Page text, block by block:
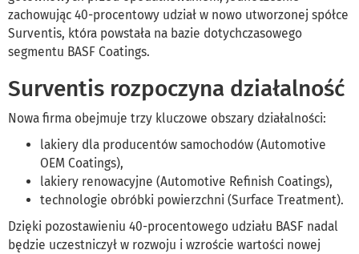
zachowując 40-procentowy udział w nowo utworzonej spółce
Surventis, która powstała na bazie dotychczasowego
segmentu BASF Coatings.
Surventis rozpoczyna działalność
Nowa firma obejmuje trzy kluczowe obszary działalności:
lakiery dla producentów samochodów (Automotive
OEM Coatings),
lakiery renowacyjne (Automotive Refinish Coatings),
technologie obróbki powierzchni (Surface Treatment).
Dzięki pozostawieniu 40-procentowego udziału BASF nadal
będzie uczestniczył w rozwoju i wzroście wartości nowej